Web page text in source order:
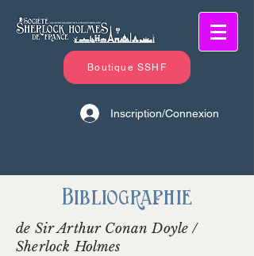
Boutique SSHF
Inscription/Connexion
Bibliographie
de Sir Arthur Conan Doyle /
Sherlock Holmes